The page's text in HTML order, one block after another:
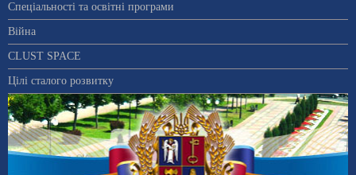
Спеціальності та освітні програми
Війна
CLUST SPACE
Цілі сталого розвитку